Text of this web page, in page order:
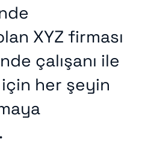
XYZ firması
çalışanı ile
her şeyin